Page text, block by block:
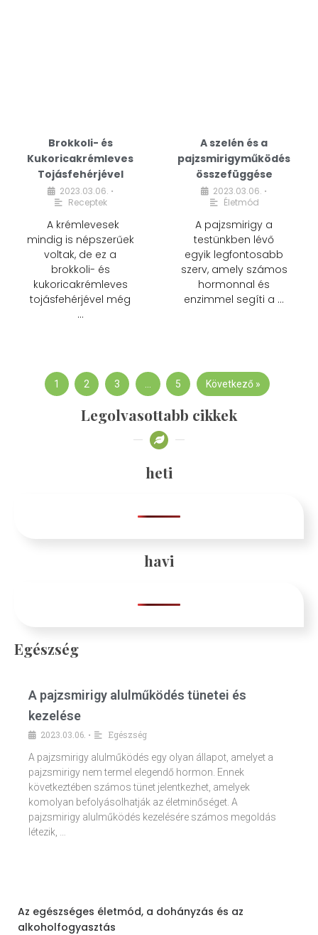
Brokkoli- és
Kukoricakrémleves
Tojásfehérjével
2023.03.06. •
Receptek
A krémlevesek
mindig is népszerűek
voltak, de ez a
brokkoli- és
kukoricakrémleves
tojásfehérjével még
…
A szelén és a
pajzsmirigyműködés
összefüggése
2023.03.06. •
Életmód
A pajzsmirigy a
testünkben lévő
egyik legfontosabb
szerv, amely számos
hormonnal és
enzimmel segíti a …
1 2 3 … 5 Következő »
Legolvasottabb cikkek
heti
havi
Egészség
A pajzsmirigy alulműködés tünetei és
kezelése
2023.03.06. •
Egészség
A pajzsmirigy alulműködés egy olyan állapot, amelyet a
pajzsmirigy nem termel elegendő hormon. Ennek
következtében számos tünet jelentkezhet, amelyek
komolyan befolyásolhatják az életminőséget. A
pajzsmirigy alulműködés kezelésére számos megoldás
létezik, …
Az egészséges életmód, a dohányzás és az
alkoholfogyasztás